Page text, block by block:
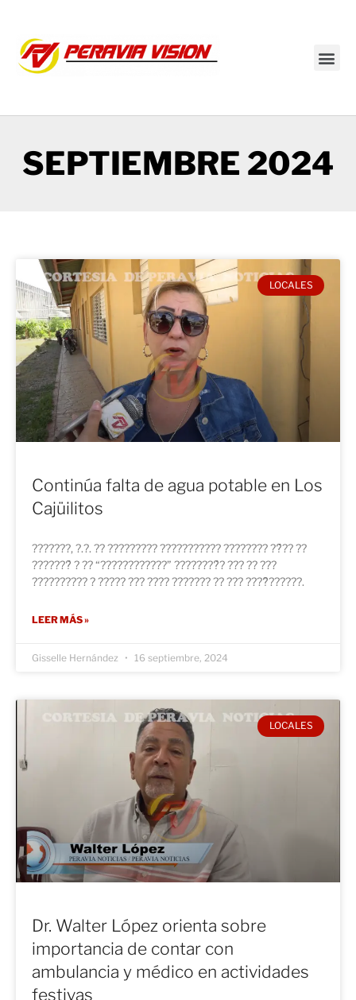
SEPTIEMBRE 2024
LOCALES
Continúa falta de agua potable en Los
Cajüilitos
???????, ?.?. ?? ????????? ??????????? ???????? ??́?? ??
???????́ ? ?? “????????????” ????????́? ??? ?? ???
?????????? ? ????? ??? ???? ??????? ?? ??? ????̈??????.
LEER MÁS »
Gisselle Hernández 16 septiembre, 2024
LOCALES
Dr. Walter López orienta sobre
importancia de contar con
ambulancia y médico en actividades
festivas